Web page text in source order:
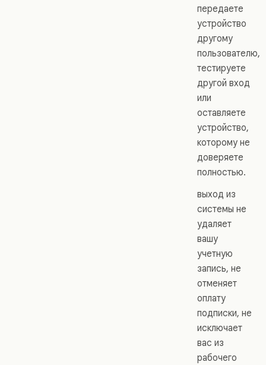
передаете
устройство
другому
пользователю,
тестируете
другой вход
или
оставляете
устройство,
которому не
доверяете
полностью.
выход из
системы не
удаляет
вашу
учетную
запись, не
отменяет
оплату
подписки, не
исключает
вас из
рабочего